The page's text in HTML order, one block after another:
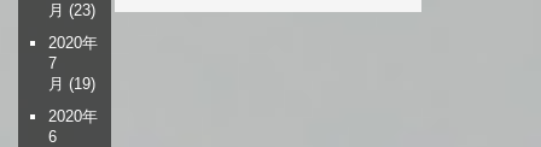
シ
月 (23)
2020年
7
月 (19)
2020年
6